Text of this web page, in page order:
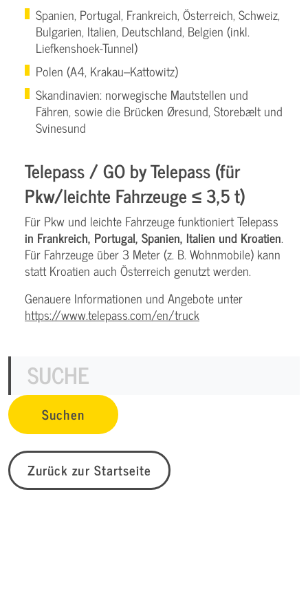
Spanien, Portugal, Frankreich, Österreich, Schweiz,
Bulgarien, Italien, Deutschland, Belgien (inkl.
Liefkenshoek-Tunnel)
Polen (A4, Krakau–Kattowitz)
Skandinavien: norwegische Mautstellen und
Fähren, sowie die Brücken Øresund, Storebælt und
Svinesund
Telepass / GO by Telepass (für
Pkw/leichte Fahrzeuge ≤ 3,5 t)
Für Pkw und leichte Fahrzeuge funktioniert Telepass
in Frankreich, Portugal, Spanien, Italien und Kroatien.
Für Fahrzeuge über 3 Meter (z. B. Wohnmobile) kann
statt Kroatien auch Österreich genutzt werden.
Genauere Informationen und Angebote unter
https://www.telepass.com/en/truck
Zurück zur Startseite